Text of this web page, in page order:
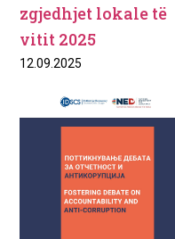
zgjedhjet lokale të
vitit 2025
12.09.2025